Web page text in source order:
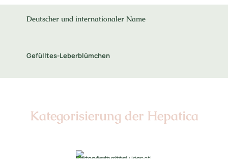
Deutscher und internationaler Name
Gefülltes-Leberblümchen
Kategorisierung der Hepatica